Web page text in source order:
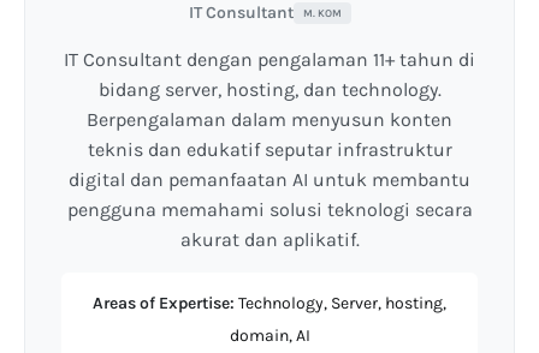
IT Consultant M. KOM
IT Consultant dengan pengalaman 11+ tahun di
bidang server, hosting, dan technology.
Berpengalaman dalam menyusun konten
teknis dan edukatif seputar infrastruktur
digital dan pemanfaatan AI untuk membantu
pengguna memahami solusi teknologi secara
akurat dan aplikatif.
Areas of Expertise: Technology, Server, hosting,
domain, AI